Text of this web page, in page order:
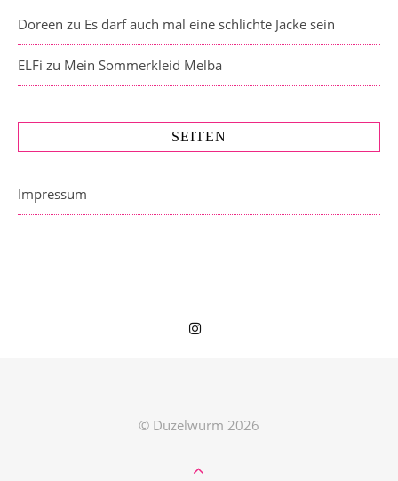
Doreen zu Es darf auch mal eine schlichte Jacke sein
ELFi zu Mein Sommerkleid Melba
SEITEN
Impressum
© Duzelwurm 2026